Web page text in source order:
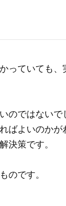
っていても、
のではないで
ばよいのかが
決策です。
のです。